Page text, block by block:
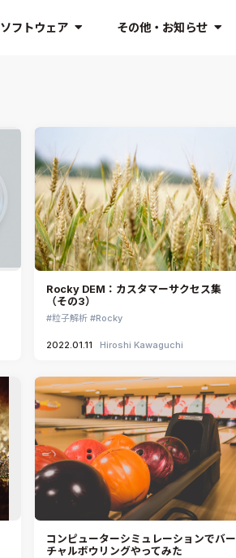
ソフトウェア その他・お知らせ
Rocky DEM：カスタマーサクセス集
（その3）
粒子解析 Rocky
2022.01.11 Hiroshi Kawaguchi
コンピューターシミュレーションでバー
チャルボウリングやってみた